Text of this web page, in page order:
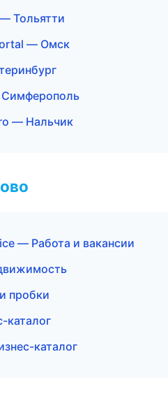
Тольятти
— Омск
— Нальчик
— Работа и вакансии
пробки
каталог
каталог